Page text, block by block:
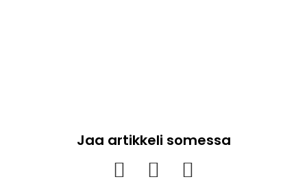
Jaa artikkeli somessa